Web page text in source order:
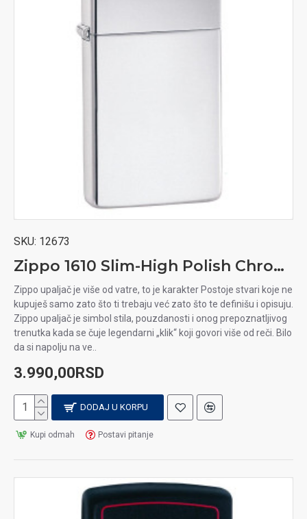
SKU: 12673
Zippo 1610 Slim-High Polish Chrom upaljač
Zippo upaljač je više od vatre, to je karakter Postoje stvari koje ne
kupuješ samo zato što ti trebaju već zato što te definišu i opisuju.
Zippo upaljač je simbol stila, pouzdanosti i onog prepoznatljivog
trenutka kada se čuje legendarni „klik“ koji govori više od reči. Bilo
da si napolju na ve..
3.990,00RSD
DODAJ U KORPU
Kupi odmah Postavi pitanje